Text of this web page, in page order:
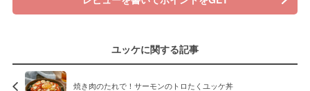
ユッケに関する記事
焼き肉のたれで！サーモンのトロたくユッケ丼